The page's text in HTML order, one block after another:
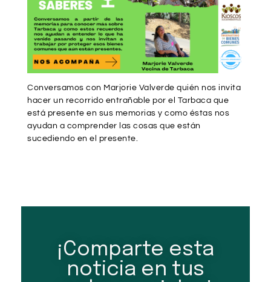
Conversamos con Marjorie Valverde quién nos invita
hacer un recorrido entrañable por el Tarbaca que
está presente en sus memorias y como éstas nos
ayudan a comprender las cosas que están
sucediendo en el presente.
¡Comparte esta
noticia en tus